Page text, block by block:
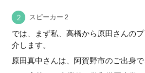
スピーカー 2
では、まず私、高橋から原田さんの
介します。
原田真中さんは、阿賀野市のご出身で